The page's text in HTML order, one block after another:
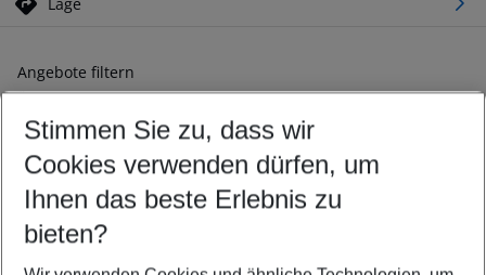
Angebote filtern
Ändern Sie Ihre Kriterien nach Ihren Wünschen
Abflughafen wählen
Beliebiger Abflughafen
Reisezeitraum wählen
08.08.26– 06.08.27 5-8 Nächte
Stimmen Sie zu, dass wir
Cookies verwenden dürfen, um
Ihnen das beste Erlebnis zu
bieten?